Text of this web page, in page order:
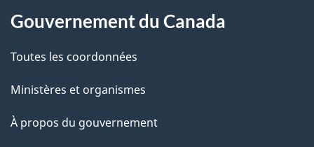
site
Gouvernement du Canada
Toutes les coordonnées
Ministères et organismes
À propos du gouvernement